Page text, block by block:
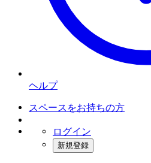
ヘルプ
スペースをお持ちの方
ログイン
新規登録